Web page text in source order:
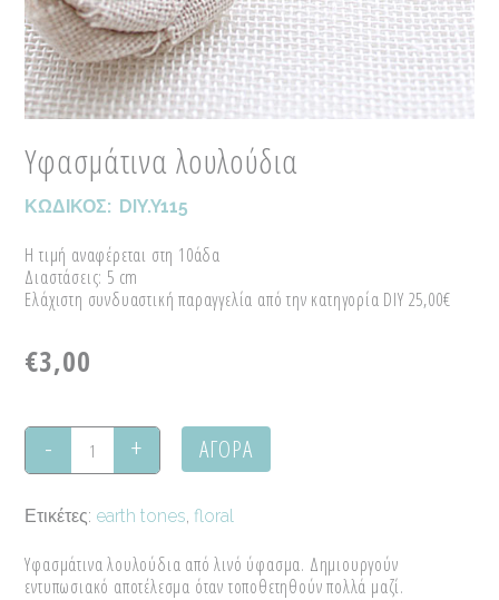
Υφασμάτινα λουλούδια
ΚΩΔΙΚΟΣ: DIY.Y115
Η τιμή αναφέρεται στη 10άδα
Διαστάσεις: 5 cm
Ελάχιστη συνδυαστική παραγγελία από την κατηγορία DIY 25,00€
€3,00
Υφασμάτινα
quantity
ΑΓΟΡΑ
Ετικέτες: earth tones floral
Υφασμάτινα λουλούδια από λινό ύφασμα. Δημιουργούν
εντυπωσιακό αποτέλεσμα όταν τοποθετηθούν πολλά μαζί.